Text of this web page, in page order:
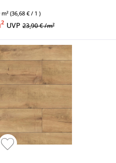
(36,68 € / 1 )
UVP23,90 € /m²